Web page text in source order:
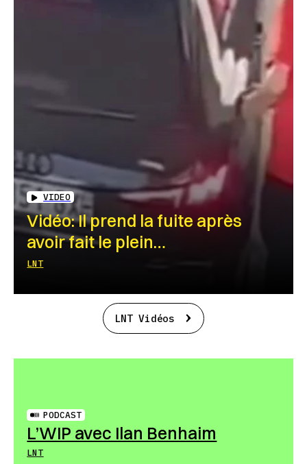
VIDEO
Vidéo: Il prend la fuite après
avoir fait le plein…
LNT
LNT Vidéos
PODCAST
L’WIP avec Ilan Benhaim
LNT